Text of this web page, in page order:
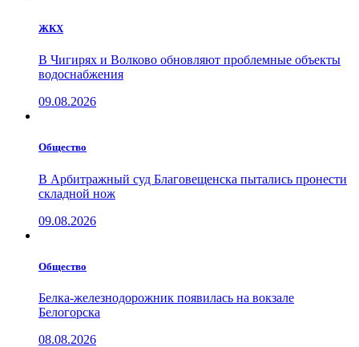
ЖКХ
В Чигирях и Волково обновляют проблемные объекты
водоснабжения
09.08.2026
Общество
В Арбитражный суд Благовещенска пытались пронести
складной нож
09.08.2026
Общество
Белка-железнодорожник появилась на вокзале
Белогорска
08.08.2026